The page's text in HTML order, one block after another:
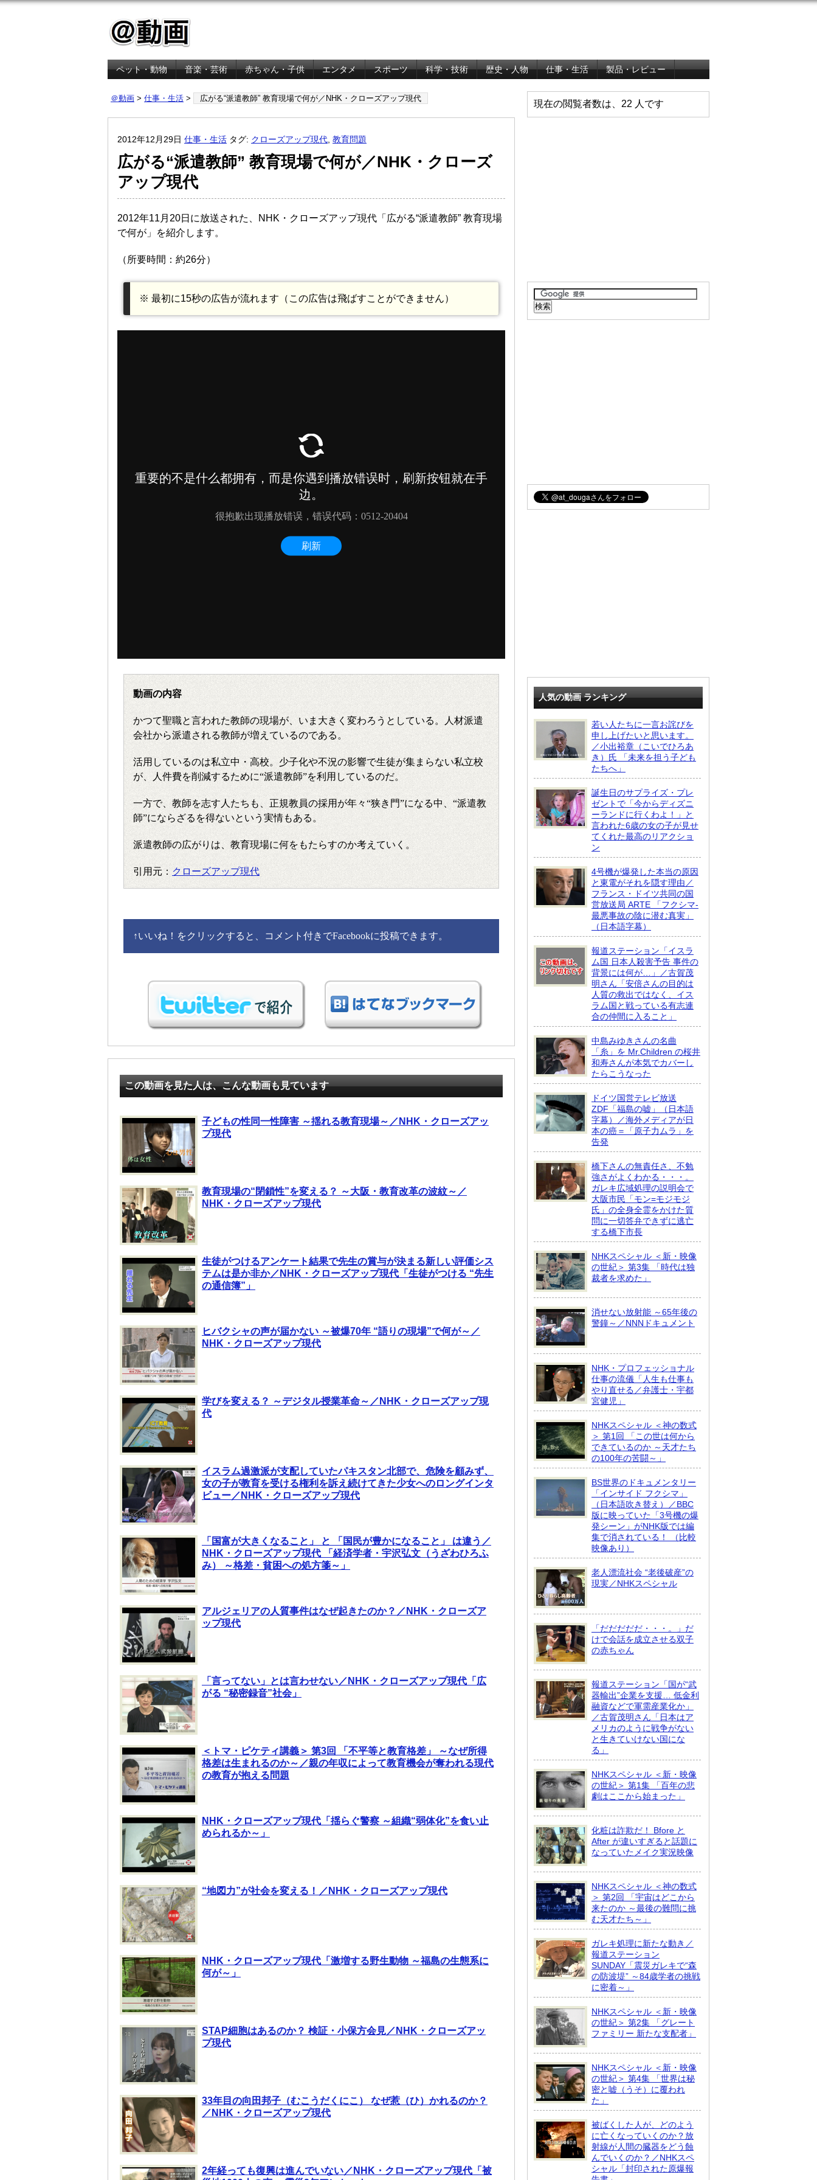
ペット・動物 音楽・芸術 赤ちゃん・子供 エンタメ スポーツ 科学・技術 歴史・人物 仕事・生活
製品・レビュー
＠動画 > 仕事・生活 > 広がる“派遣教師” 教育現場で何が／NHK・クローズアップ現代
2012年12月29日 仕事・生活 タグ: クローズアップ現代 教育問題
広がる“派遣教師” 教育現場で何が／NHK・クローズ
アップ現代
2012年11月20日に放送された、NHK・クローズアップ現代「広がる“派遣教師” 教育現場
で何が」を紹介します。
（所要時間：約26分）
※ 最初に15秒の広告が流れます（この広告は飛ばすことができません）
動画の内容
かつて聖職と言われた教師の現場が、いま大きく変わろうとしている。人材派遣
会社から派遣される教師が増えているのである。
活用しているのは私立中・高校。少子化や不況の影響で生徒が集まらない私立校
が、人件費を削減するために“派遣教師”を利用しているのだ。
一方で、教師を志す人たちも、正規教員の採用が年々“狭き門”になる中、“派遣教
師”にならざるを得ないという実情もある。
派遣教師の広がりは、教育現場に何をもたらすのか考えていく。
引用元： クローズアップ現代
↑いいね！をクリックすると、コメント付きでFacebookに投稿できます。
この動画を見た人は、こんな動画も見ています
子どもの性同一性障害 ～揺れる教育現場～／NHK・クローズアッ
プ現代
教育現場の“閉鎖性”を変える？ ～大阪・教育改革の波紋～／
NHK・クローズアップ現代
生徒がつけるアンケート結果で先生の賞与が決まる新しい評価シス
テムは是か非か／NHK・クローズアップ現代「生徒がつける “先生
の通信簿”」
ヒバクシャの声が届かない ～被爆70年 “語りの現場”で何が～／
NHK・クローズアップ現代
学びを変える？ ～デジタル授業革命～／NHK・クローズアップ現
代
イスラム過激派が支配していたパキスタン北部で、危険を顧みず、
女の子が教育を受ける権利を訴え続けてきた少女へのロングインタ
ビュー／NHK・クローズアップ現代
「国富が大きくなること」 と 「国民が豊かになること」 は違う／
NHK・クローズアップ現代 「経済学者・宇沢弘文（うざわひろふ
み） ～格差・貧困への処方箋～」
アルジェリアの人質事件はなぜ起きたのか？／NHK・クローズア
ップ現代
「言ってない」とは言わせない／NHK・クローズアップ現代「広
がる “秘密録音”社会」
＜トマ・ピケティ講義＞ 第3回 「不平等と教育格差」 ～なぜ所得
格差は生まれるのか～／親の年収によって教育機会が奪われる現代
の教育が抱える問題
NHK・クローズアップ現代「揺らぐ警察 ～組織“弱体化”を食い止
められるか～」
“地図力”が社会を変える！／NHK・クローズアップ現代
NHK・クローズアップ現代「激増する野生動物 ～福島の生態系に
何が～」
STAP細胞はあるのか？ 検証・小保方会見／NHK・クローズアッ
プ現代
33年目の向田邦子（むこうだくにこ） なぜ惹（ひ）かれるのか？
／NHK・クローズアップ現代
2年経っても復興は進んでいない／NHK・クローズアップ現代「被
現在の閲覧者数は、22 人です
人気の動画 ランキング
若い人たちに一言お詫びを
申し上げたいと思います。
／小出裕章（こいでひろあ
き）氏 「未来を担う子ども
たちへ」
誕生日のサプライズ・プレ
ゼントで「今からディズニ
ーランドに行くわよ！」と
言われた6歳の女の子が見せ
てくれた最高のリアクショ
ン
4号機が爆発した本当の原因
と東電がそれを隠す理由／
フランス・ドイツ共同の国
営放送局 ARTE 「フクシマ-
最悪事故の陰に潜む真実」
（日本語字幕）
報道ステーション「イスラ
ム国 日本人殺害予告 事件の
背景には何が…」／古賀茂
明さん「安倍さんの目的は
人質の救出ではなく、イス
ラム国と戦っている有志連
合の仲間に入ること」
中島みゆきさんの名曲
「糸」を Mr.Children の桜井
和寿さんが本気でカバーし
たらこうなった
ドイツ国営テレビ放送
ZDF「福島の嘘」（日本語
字幕）／海外メディアが日
本の癌＝「原子力ムラ」を
告発
橋下さんの無責任さ、不勉
強さがよくわかる・・・。
ガレキ広域処理の説明会で
大阪市民「モン=モジモジ
氏」の全身全霊をかけた質
問に一切答弁できずに逃亡
する橋下市長
NHKスペシャル ＜新・映像
の世紀＞ 第3集 「時代は独
裁者を求めた」
消せない放射能 ～65年後の
警鐘～／NNNドキュメント
NHK・プロフェッショナル
仕事の流儀「人生も仕事も
やり直せる／弁護士・宇都
宮健児」
NHKスペシャル ＜神の数式
＞ 第1回 「この世は何から
できているのか ～天才たち
の100年の苦闘～」
BS世界のドキュメンタリー
「インサイド フクシマ」
（日本語吹き替え）／BBC
版に映っていた「3号機の爆
発シーン」がNHK版では編
集で消されている！ （比較
映像あり）
老人漂流社会 “老後破産”の
現実／NHKスペシャル
「だだだだだ・・・。」だ
けで会話を成立させる双子
の赤ちゃん
報道ステーション「国が“武
器輸出”企業を支援… 低金利
融資などで軍需産業化か」
／古賀茂明さん「日本はア
メリカのように戦争がない
と生きていけない国にな
る」
NHKスペシャル ＜新・映像
の世紀＞ 第1集 「百年の悲
劇はここから始まった」
化粧は詐欺だ！ Bfore と
After が違いすぎると話題に
なっていたメイク実況映像
NHKスペシャル ＜神の数式
＞ 第2回 「宇宙はどこから
来たのか ～最後の難問に挑
む天才たち～」
ガレキ処理に新たな動き／
報道ステーション
SUNDAY「震災ガレキで“森
の防波堤” ～84歳学者の挑戦
に密着～」
NHKスペシャル ＜新・映像
の世紀＞ 第2集 「グレート
ファミリー 新たな支配者」
NHKスペシャル ＜新・映像
の世紀＞ 第4集 「世界は秘
密と嘘（うそ）に覆われ
た」
被ばくした人が、どのよう
に亡くなっていくのか？放
射線が人間の臓器をどう蝕
んでいくのか？／NHKスペ
シャル「封印された原爆報